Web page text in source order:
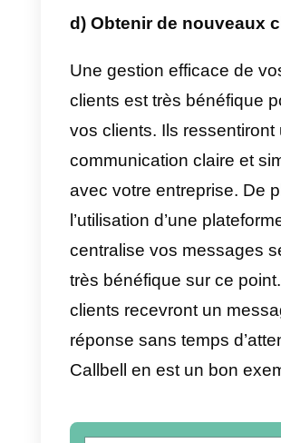
directe et, par
conclusion des
moins complexe.
b) Mesurez vos
manière plus
Quand une
dans le CRM social.
dans la
mesure d’une